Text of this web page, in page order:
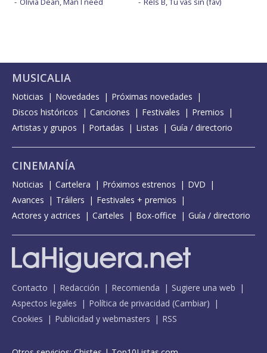
MUSICALIA
Noticias Novedades
Próximas novedades
Discos históricos
Canciones Festivales
Premios
Artistas y grupos
Portadas Listas Guía / directorio
CINEMANÍA
Noticias Cartelera Próximos estrenos
DVD
Avances
Tráilers
Festivales + premios
Actores y actrices
Carteles Box-office Guía / directorio
Contacto Redacción Recomienda
Sugiere una web
Aspectos legales
Política de privacidad (Cambiar)
Cookies
Publicidad y webmasters RSS